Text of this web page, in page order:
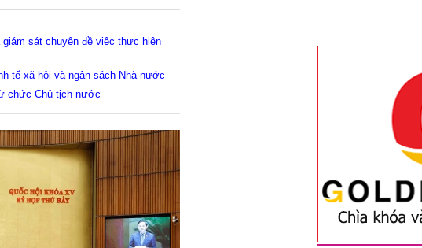
sát chuyên đề việc thực hiện
tế xã hội và ngân sách Nhà nước
chức Chủ tịch nước